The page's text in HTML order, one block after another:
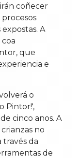
coñecer
A
coa
que
e
o
Pintor!',
cinco anos. A
no
través da
de